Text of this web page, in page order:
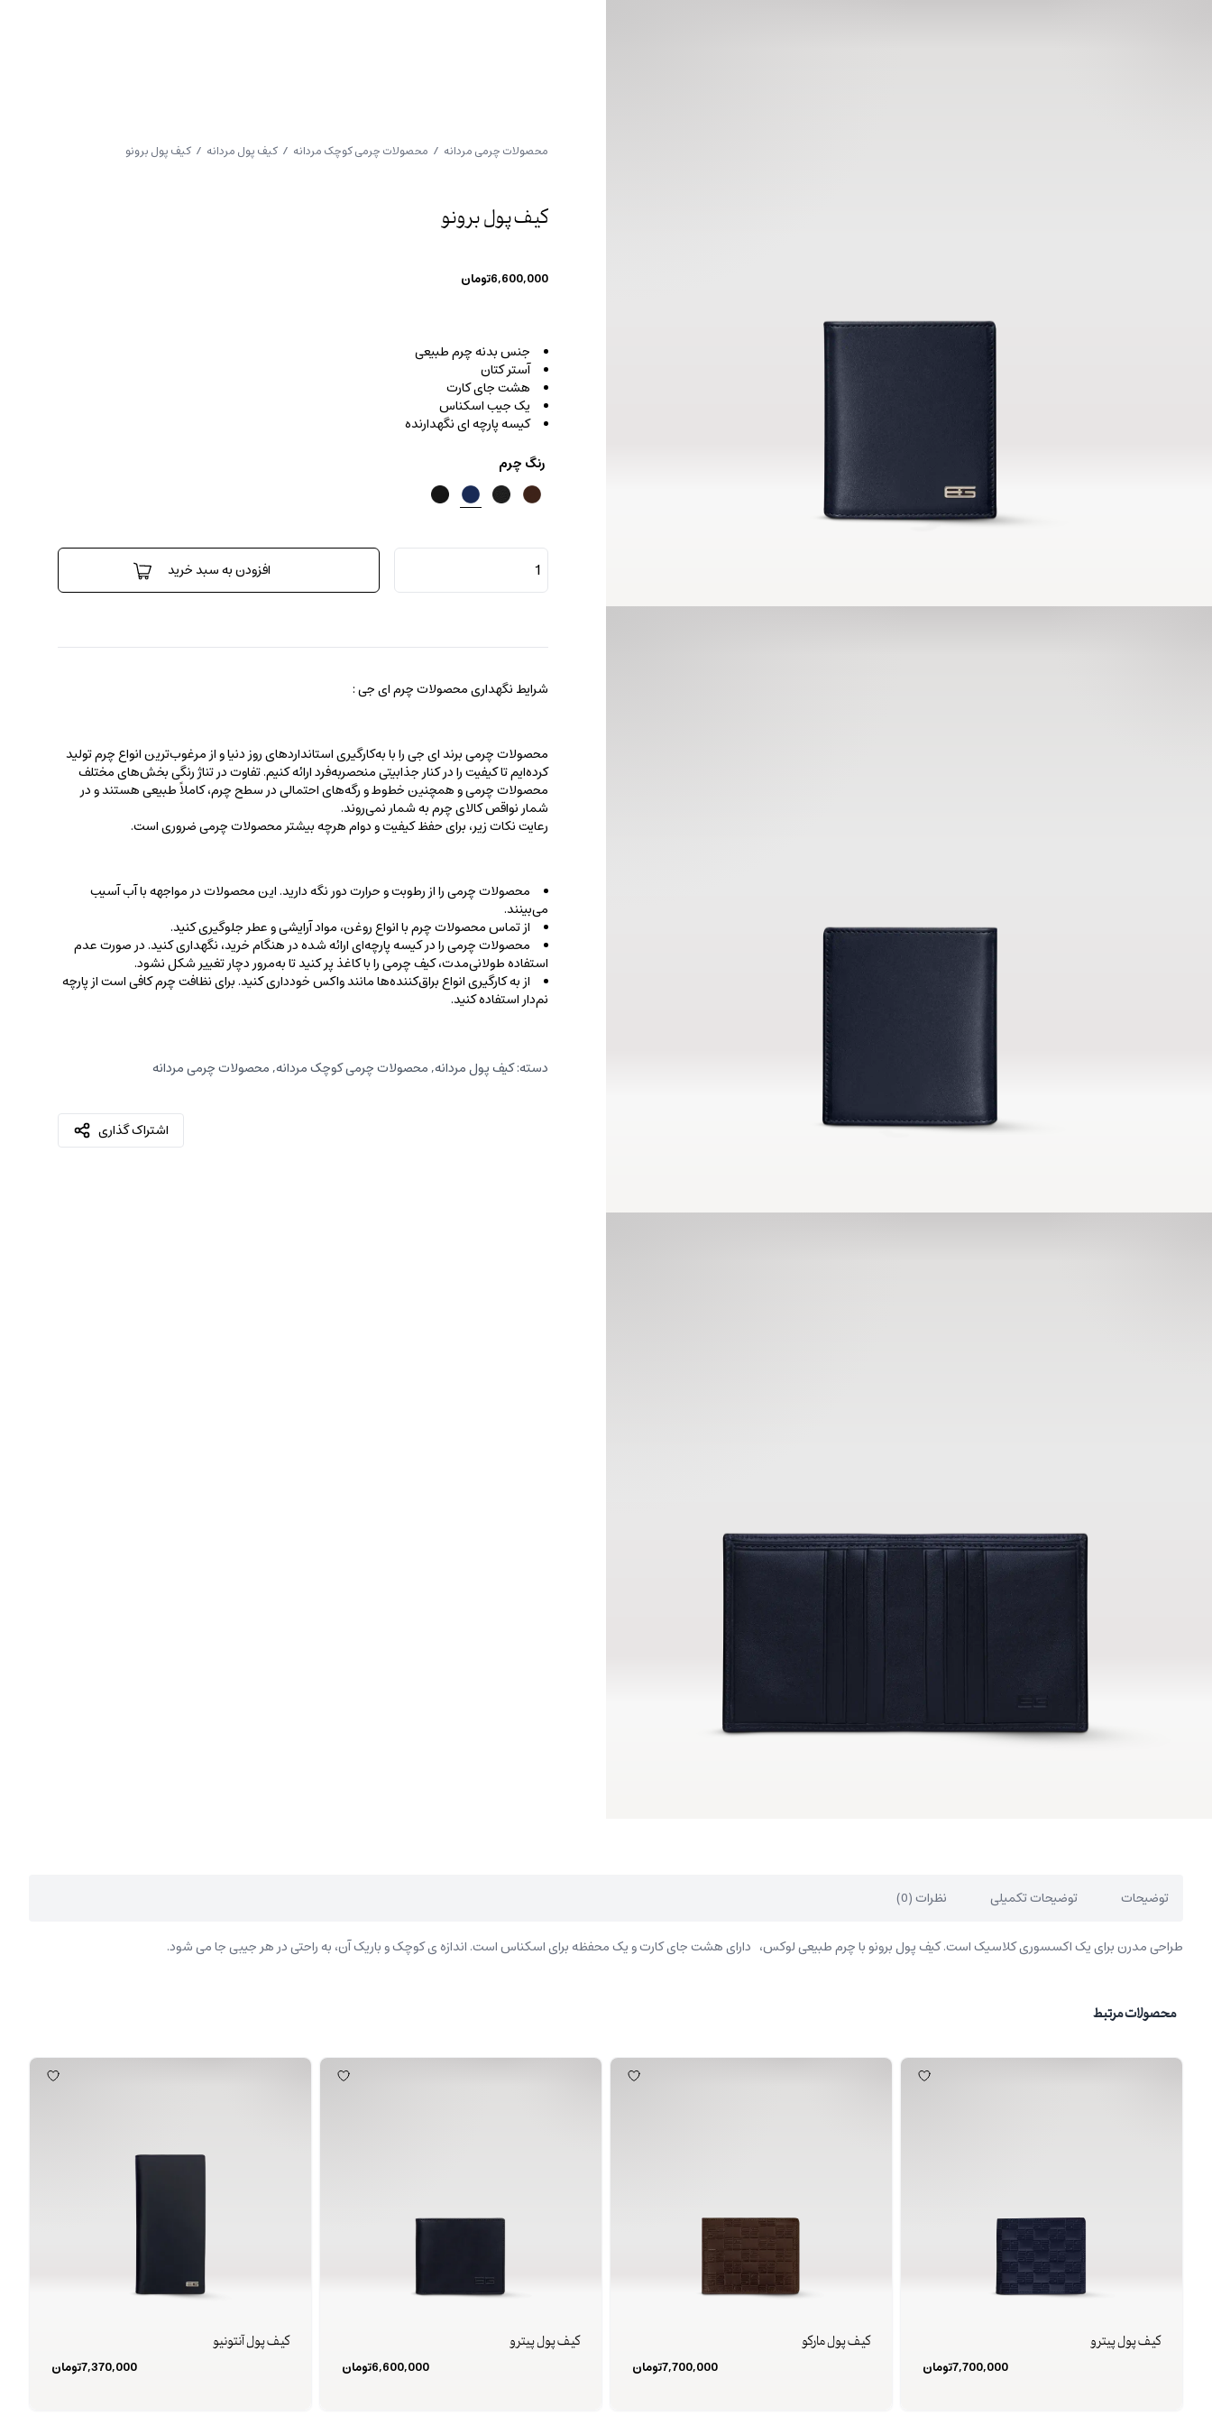
محصولات چرمی مردانه / محصولات چرمی کوچک مردانه / کیف پول مردانه / کیف پول برونو
کیف پول برونو
6,600,000تومان
جنس بدنه چرم طبیعی
آستر کتان
هشت جای کارت
یک جیب اسکناس
کیسه پارچه ای نگهدارنده
رنگ چرم
کیف
پول
برونو
افزودن به سبد خرید
شرایط نگهداری محصولات چرم ای جی :
محصولات چرمی برند ای جی را با به‌کارگیری استانداردهای روز دنیا و از مرغوب‌ترین انواع چرم تولید
کرده‌ایم تا کیفیت را در کنار جذابیتی منحصربه‌فرد ارائه کنیم. تفاوت در تناژ رنگی بخش‌های مختلف
محصولات چرمی و همچنین خطوط و رگه‌‌های احتمالی در سطح چرم، کاملاً طبیعی هستند و در
شمار نواقص کالای چرم به شمار نمی‌روند.
رعایت نکات زیر، برای حفظ کیفیت و دوام هرچه بیشتر محصولات چرمی ضروری است.
محصولات چرمی را از رطوبت و حرارت دور نگه دارید. این محصولات در مواجهه با آب آسیب
می‌بینند.
از تماس محصولات چرم با انواع روغن‌، مواد آرایشی و عطر جلوگیری کنید.
محصولات چرمی را در کیسه‌ پارچه‌ای ارائه شده در هنگام خرید، ‌نگهداری کنید. در صورت عدم
استفاده طولانی‌مدت، کیف‌ چرمی را با کاغذ پر کنید تا به‌مرور دچار تغییر شکل نشود.
از به کارگیری انواع براق‌کننده‌ها مانند واکس خودداری کنید. برای نظافت چرم کافی است از پارچه‌
نم‌دار استفاده کنید.
دسته:کیف پول مردانه,محصولات چرمی کوچک مردانه,محصولات چرمی مردانه
اشتراک گذاری
توضیحات توضیحات تکمیلی نظرات (0)
طراحی مدرن برای یک اکسسوری کلاسیک است. کیف پول برونو با چرم طبیعی لوکس، دارای هشت جای کارت و یک محفظه برای اسکناس است. اندازه ی کوچک و باریک آن، به راحتی در هر جیبی جا می شود.
محصولات مرتبط
کیف پول پیترو
7,700,000تومان
کیف پول مارکو
7,700,000تومان
کیف پول پیترو
6,600,000تومان
کیف پول آنتونیو
7,370,000تومان